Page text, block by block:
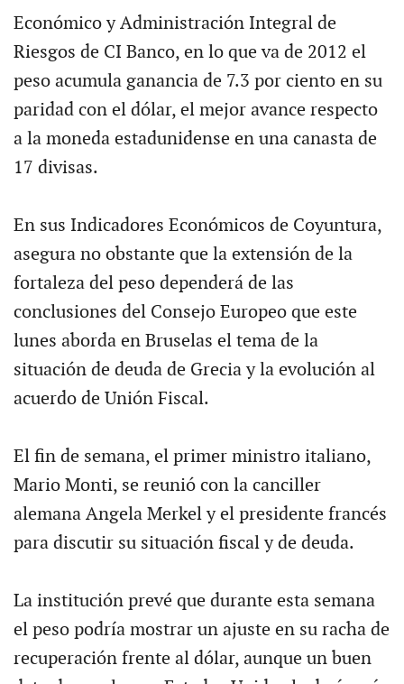
Económico y Administración Integral de
Riesgos de CI Banco, en lo que va de 2012 el
peso acumula ganancia de 7.3 por ciento en su
paridad con el dólar, el mejor avance respecto
a la moneda estadunidense en una canasta de
17 divisas.
En sus Indicadores Económicos de Coyuntura,
asegura no obstante que la extensión de la
fortaleza del peso dependerá de las
conclusiones del Consejo Europeo que este
lunes aborda en Bruselas el tema de la
situación de deuda de Grecia y la evolución al
acuerdo de Unión Fiscal.
El fin de semana, el primer ministro italiano,
Mario Monti, se reunió con la canciller
alemana Angela Merkel y el presidente francés
para discutir su situación fiscal y de deuda.
La institución prevé que durante esta semana
el peso podría mostrar un ajuste en su racha de
recuperación frente al dólar, aunque un buen